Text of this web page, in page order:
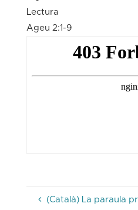
Lectura
Ageu 2:1-9
(Català) La paraula